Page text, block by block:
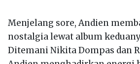
Menjelang sore, Andien
nostalgia lewat album
Ditemani Nikita Dompas dan